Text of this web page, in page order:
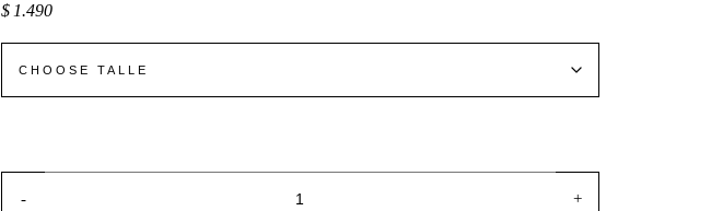
$ 1.490
- +